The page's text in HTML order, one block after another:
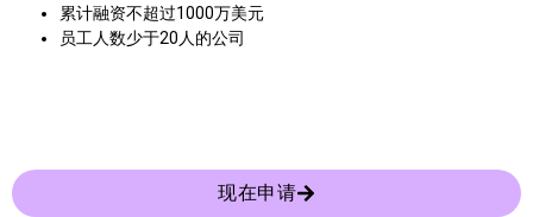
累计融资不超过1000万美元
员工人数少于20人的公司
现在申请